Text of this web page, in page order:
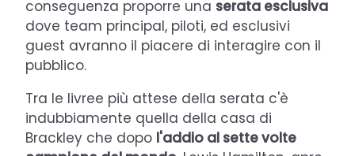
conseguenza proporre una serata esclusiva
dove team principal, piloti, ed esclusivi
guest avranno il piacere di interagire con il
pubblico.
Tra le livree più attese della serata c'è
indubbiamente quella della casa di
Brackley che dopo l'addio al sette volte